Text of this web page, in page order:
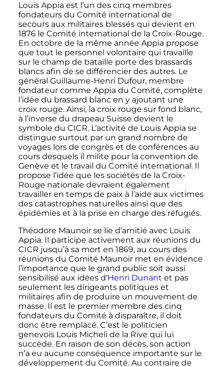
Louis Appia est l’un des cinq membres
fondateurs du Comité international de
secours aux militaires blessés qui devient en
1876 le Comité international de la Croix-Rouge.
En octobre de la même année Appia propose
que tout le personnel volontaire qui travaille
sur le champ de bataille porte des brassards
blancs afin de se différencier des autres. Le
général Guillaume-Henri Dufour, membre
fondateur comme Appia du Comité, complète
l’idée du brassard blanc en y ajoutant une
croix rouge. Ainsi, la croix rouge sur fond blanc,
à l’inverse du drapeau Suisse devient le
symbole du CICR. L’activité de Louis Appia se
distingue surtout par un grand nombre de
voyages lors de congrès et de conférences au
cours desquels il milite pour la convention de
Genève et le travail du Comité international. Il
propose l’idée que les sociétés de la Croix-
Rouge nationale devraient également
travailler en temps de paix à l’aide aux victimes
des catastrophes naturelles ainsi que des
épidémies et à la prise en charge des réfugiés.
Théodore Maunoir se lie d’amitié avec Louis
Appia. Il participe activement aux réunions du
CICR jusqu’à sa mort en 1869, au cours des
réunions du Comité Maunoir met en évidence
l’importance que le grand public soit aussi
sensibilisé aux idées d'Henri Dunant et pas
seulement les dirigeants politiques et
militaires afin de produire un mouvement de
masse. Il est le premier membre des cinq
fondateurs du Comité à disparaître, il doit
donc être remplacé. C’est le politicien
genevois Louis Micheli de la Rive qui lui
succède. En raison de son décès, son action
n’a eu aucune conséquence importante sur le
développement du Comité. Au contraire de